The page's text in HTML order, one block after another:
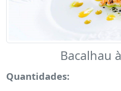
Bacalhau
Quantidades: